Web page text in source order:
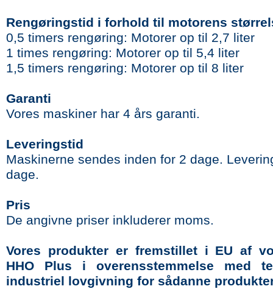
Rengøringstid i forhold til motorens
0,5 timers rengøring: Motorer op til 2,7 liter
1 times rengøring: Motorer op til 5,4 liter
1,5 timers rengøring: Motorer op til 8 liter
Garanti
Vores maskiner har 4 års garanti.
Leveringstid
Maskinerne sendes inden for 2 dage.
dage.
Pris
De angivne priser inkluderer moms.
Vores produkter er fremstillet i EU af
HHO Plus i overensstemmelse med
industriel lovgivning for sådanne